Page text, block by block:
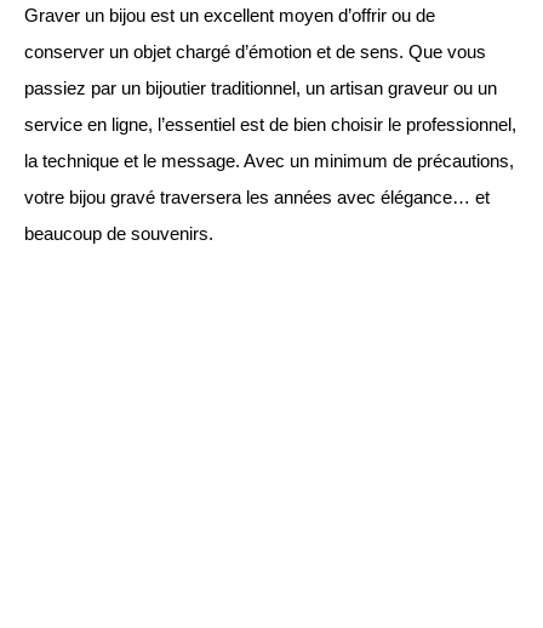
Graver un bijou est un excellent moyen d’offrir ou de
conserver un objet chargé d’émotion et de sens. Que vous
passiez par un bijoutier traditionnel, un artisan graveur ou un
service en ligne, l’essentiel est de bien choisir le professionnel,
la technique et le message. Avec un minimum de précautions,
votre bijou gravé traversera les années avec élégance… et
beaucoup de souvenirs.